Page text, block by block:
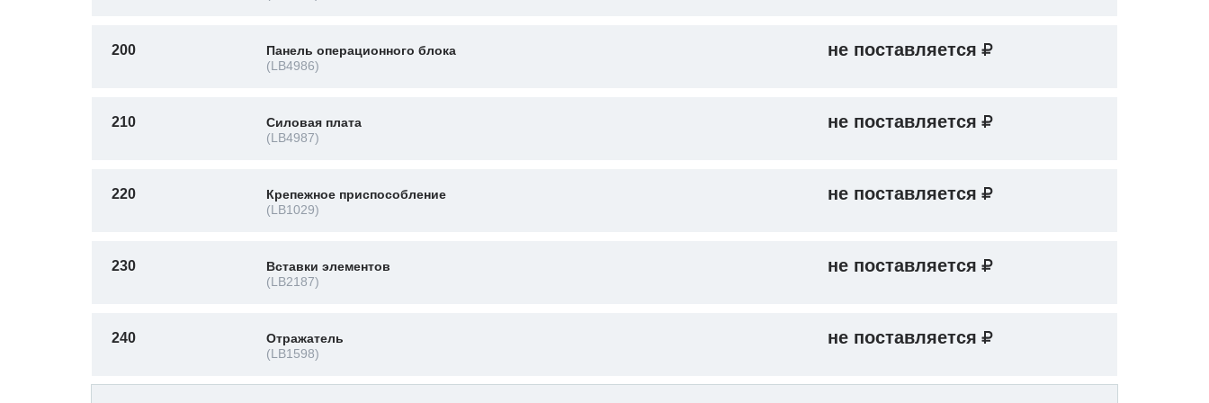
200
Панель операционного блока
(LB4986)
не поставляется
210
Силовая плата
(LB4987)
не поставляется
220
Крепежное приспособление
(LB1029)
не поставляется
230
Вставки элементов
(LB2187)
не поставляется
240
Отражатель
(LB1598)
не поставляется